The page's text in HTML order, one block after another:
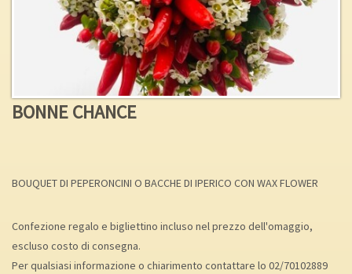
BONNE CHANCE
BOUQUET DI PEPERONCINI O BACCHE DI IPERICO CON WAX FLOWER
Confezione regalo e bigliettino incluso nel prezzo dell'omaggio,
escluso costo di consegna.
Per qualsiasi informazione o chiarimento contattare lo 02/70102889